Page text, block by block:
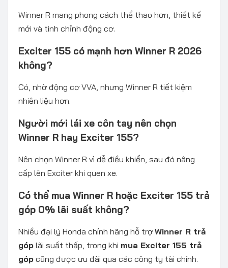
Winner R mang phong cách thể thao hơn, thiết kế
mới và tinh chỉnh động cơ.
Exciter 155 có mạnh hơn Winner R 2026
không?
Có, nhờ động cơ VVA, nhưng Winner R tiết kiệm
nhiên liệu hơn.
Người mới lái xe côn tay nên chọn
Winner R hay Exciter 155?
Nên chọn Winner R vì dễ điều khiển, sau đó nâng
cấp lên Exciter khi quen xe.
Có thể mua Winner R hoặc Exciter 155 trả
góp 0% lãi suất không?
Nhiều đại lý Honda chính hãng hỗ trợWinner R trả
góp lãi suất thấp, trong khi mua Exciter 155 trả
góp cũng được ưu đãi qua các công ty tài chính.